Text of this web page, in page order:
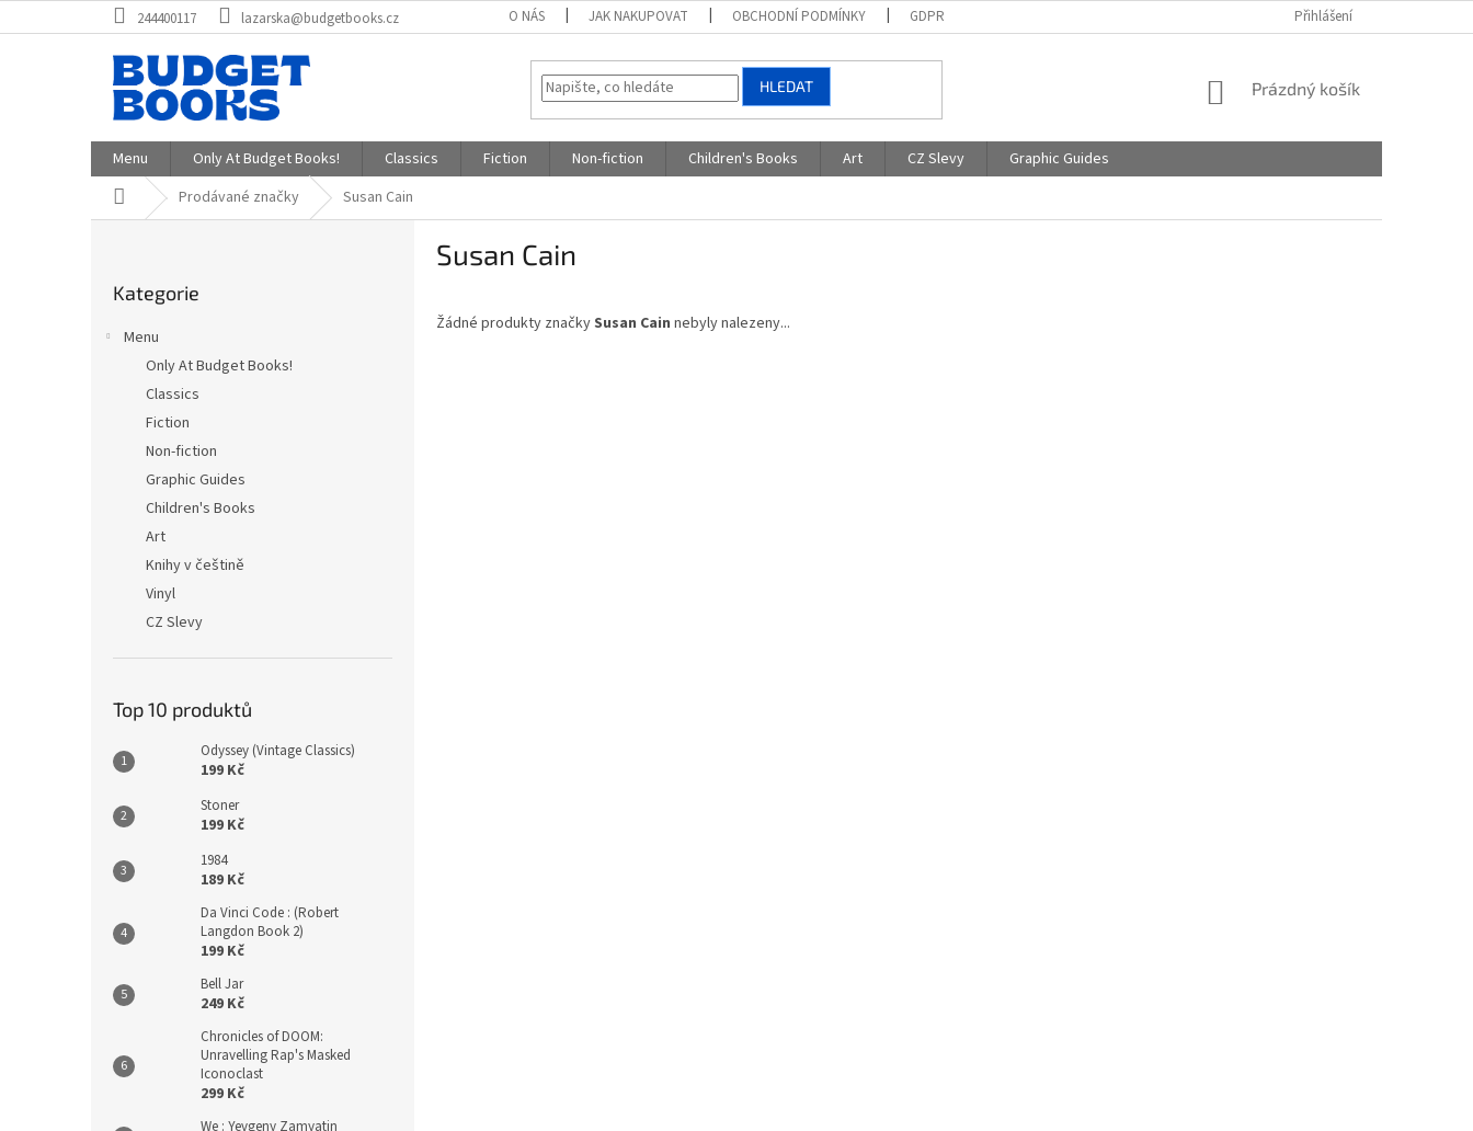
na
244400117 lazarska@budgetbooks.cz O NÁS JAK NAKUPOVAT OBCHODNÍ PODMÍNKY GDPR Přihlášení
HLEDAT
NÁKUPNÍ
Prázdný košík
Menu Only At Budget Books! Classics Fiction Non-fiction Children's Books Art CZ Slevy
Graphic Guides
Domů Prodávané značky Susan Cain
kategorie
Kategorie
Menu
Only At Budget Books!
Classics
Fiction
Non-fiction
Graphic Guides
Children's Books
Art
Knihy v češtině
Vinyl
CZ Slevy
Top 10 produktů
Odyssey (Vintage Classics)
199 Kč
Stoner
199 Kč
1984
189 Kč
Da Vinci Code : (Robert
Langdon Book 2)
199 Kč
Bell Jar
249 Kč
Chronicles of DOOM:
Unravelling Rap's Masked
Iconoclast
299 Kč
We : Yevgeny Zamyatin
Susan Cain
Žádné produkty značkySusan Cain nebyly nalezeny...